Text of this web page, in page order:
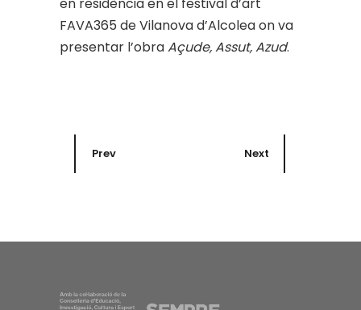
FAVA365 de Vilanova d’Alcolea on va
presentar l’obraAçude, Assut, Azud.
Prev Next